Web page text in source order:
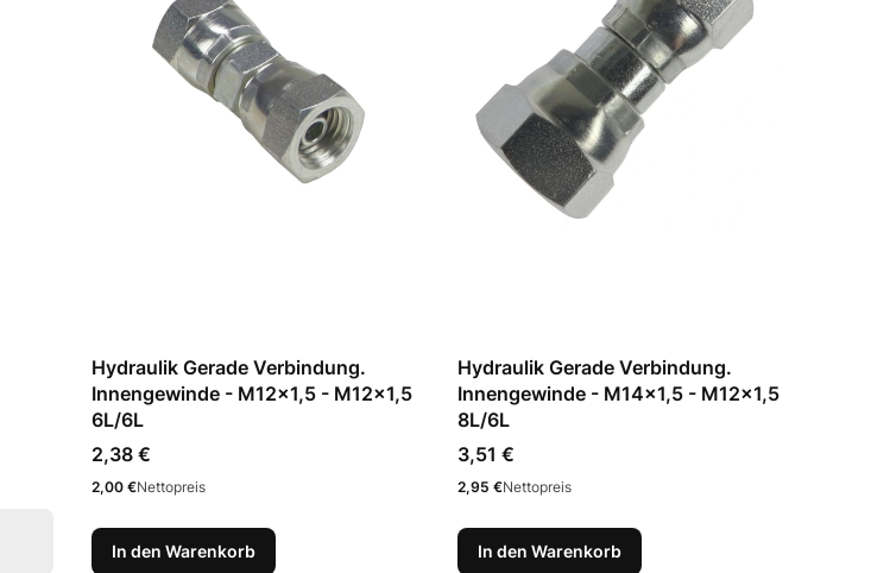
Hydraulik Gerade Verbindung.
Innengewinde - M12x1,5 - M12x1,5
6L/6L
Preis
2,38 €
Preis
2,00 €Nettopreis
In den Warenkorb
Hydraulik Gerade Verbindung.
Innengewinde - M14x1,5 - M12x1,5
8L/6L
Preis
3,51 €
Preis
2,95 €Nettopreis
In den Warenkorb